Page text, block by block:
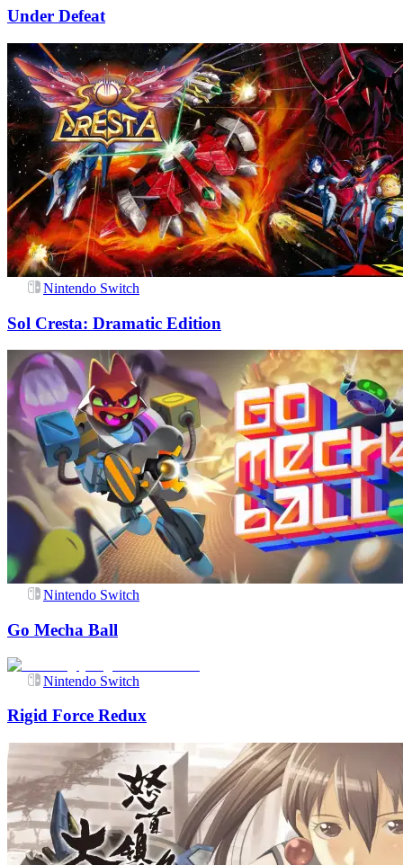
Under Defeat
Nintendo Switch
Sol Cresta: Dramatic Edition
Nintendo Switch
Go Mecha Ball
Nintendo Switch
Rigid Force Redux